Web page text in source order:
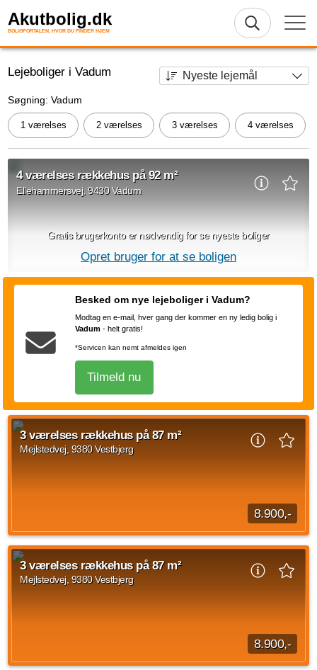
Akutbolig.dk
BOLIGPORTALEN, HVOR DU FINDER HJEM
Lejeboliger i Vadum
Søgning: Vadum
1 værelses 2 værelses 3 værelses 4 værelses
4 værelses rækkehus på 92 m²
Ellehammersvej, 9430 Vadum
Gratis brugerkonto er nødvendig for se nyeste boliger
Opret bruger for at se boligen
4 værelses rækkehus på Ellehammersvej, Vadum med et areal
på 92 m2. Den månedlige husleje er på 7.256 DKK. Indskuddet
for boligen er sat til 25.668 DKK.
Kilde: Vivabolig
4 vær. 92 m²
Besked om nye lejeboliger i Vadum?
Modtag en e-mail, hver gang der kommer en ny ledig bolig i
Vadum - helt gratis!
*Servicen kan nemt afmeldes igen
Tilmeld nu
3 værelses rækkehus på 87 m²
Mejlstedvej, 9380 Vestbjerg
8.900,-
Når du træder ind i rækkehuset, mødes du af en entré. Herfra
er der adgang videre ind i boligens opholdsrum. Stueplan er
indrettet med køkken og stue...
Kilde: Lejebolig Mægleren
3 værelses rækkehus på 87 m²
Mejlstedvej, 9380 Vestbjerg
8.900,-